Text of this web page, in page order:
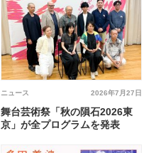
2026年7月27日
ニュース
舞台芸術祭「秋の隕石2026東
京」が全プログラムを発表